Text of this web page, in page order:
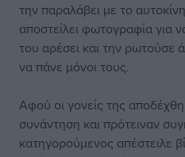
την παραλάβει με το
αποστείλει φωτογραφία για
του αρέσει και την ρωτούσε
να πάνε μόνοι τους.
Αφού οι γονείς της
συνάντηση και πρότειναν
κατηγορούμενος απέστειλε